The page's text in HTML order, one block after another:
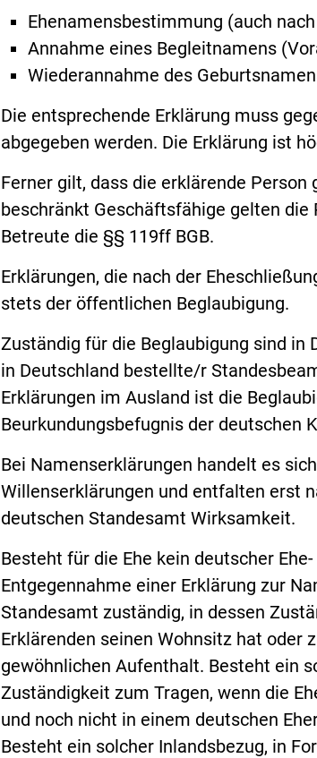
Ehenamensbestimmung (auch
Annahme eines Begleitnamens
Wiederannahme des
Die entsprechende Erklärung muss
abgegeben werden. Die Erklärung ist
Ferner gilt, dass die erklärende
beschränkt Geschäftsfähige gelten die
Betreute die §§ 119ff BGB.
Erklärungen, die nach der
stets der öffentlichen Beglaubigung.
Zuständig für die Beglaubigung sind in
in Deutschland bestellte/r
Erklärungen im Ausland ist die
Beurkundungsbefugnis der deutschen
Bei Namenserklärungen handelt es
Willenserklärungen und entfalten erst
deutschen Standesamt Wirksamkeit.
Besteht für die Ehe kein deutscher
Entgegennahme einer Erklärung zur
Standesamt zuständig, in dessen
Erklärenden seinen Wohnsitz hat oder
gewöhnlichen Aufenthalt. Besteht ein
Zuständigkeit zum Tragen, wenn die
und noch nicht in einem deutschen
Besteht ein solcher Inlandsbezug, in